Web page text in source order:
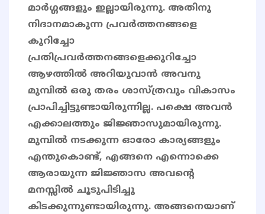
മാർഗ്ഗങ്ങളും ഇല്ലായിരുന്നു. അതിനു
നിദാനമാകുന്ന പ്രവർത്തനങ്ങളെ
കുറിച്ചോ
പ്രതിപ്രവർത്തനങ്ങളെക്കുറിച്ചോ
ആഴത്തിൽ അറിയുവാൻ അവനു
മുമ്പിൽ ഒരു തരം ശാസ്ത്രവും വികാസം
പ്രാപിച്ചിട്ടുണ്ടായിരുന്നില്ല. പക്ഷെ അവൻ
എക്കാലത്തും ജിജ്ഞാസുമായിരുന്നു.
മുമ്പിൽ നടക്കുന്ന ഓരോ കാര്യങ്ങളും
എന്തുകൊണ്ട്, എങ്ങനെ എന്നൊക്കെ
ആരായുന്ന ജിജ്ഞാസ അവൻ്റെ
മനസ്സിൽ ചൂടുപിടിച്ചു
കിടക്കുന്നുണ്ടായിരുന്നു. അങ്ങനെയാണ്